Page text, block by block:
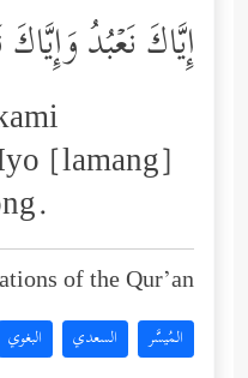
إِیَّاكَ نَعۡبُدُ
[lamang]
of the Qur’an:
المُيسَّر السعدي البغوي